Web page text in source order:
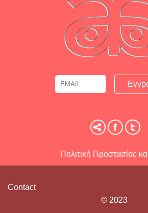
Email Name
Πολιτική Προστασίας
Contact
© 2023